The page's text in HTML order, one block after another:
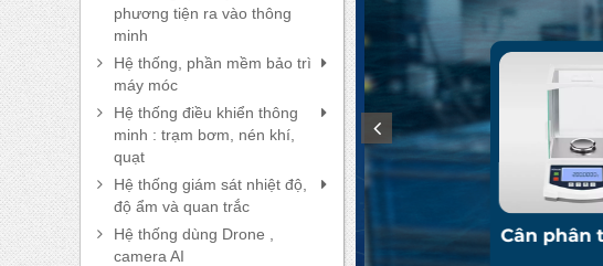
phương tiện ra vào thông
minh
Hệ thống, phần mềm bảo trì
máy móc
Hệ thống điều khiển thông
minh : trạm bơm, nén khí,
quạt
Hệ thống giám sát nhiệt độ,
độ ẩm và quan trắc
Hệ thống dùng Drone ,
camera AI